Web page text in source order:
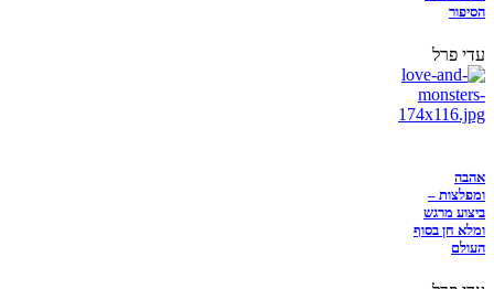
הסיפור
עדי פרל
אהבה
ומפלצות –
ביצוע מרגש
ומלא חן בסוף
העולם